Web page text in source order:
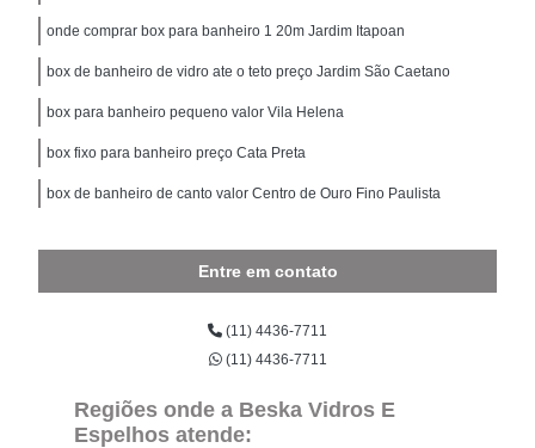
onde comprar box para banheiro 1 20m Jardim Itapoan
box de banheiro de vidro ate o teto preço Jardim São Caetano
box para banheiro pequeno valor Vila Helena
box fixo para banheiro preço Cata Preta
box de banheiro de canto valor Centro de Ouro Fino Paulista
Entre em contato
(11) 4436-7711
(11) 4436-7711
Regiões onde a Beska Vidros E
Espelhos atende: